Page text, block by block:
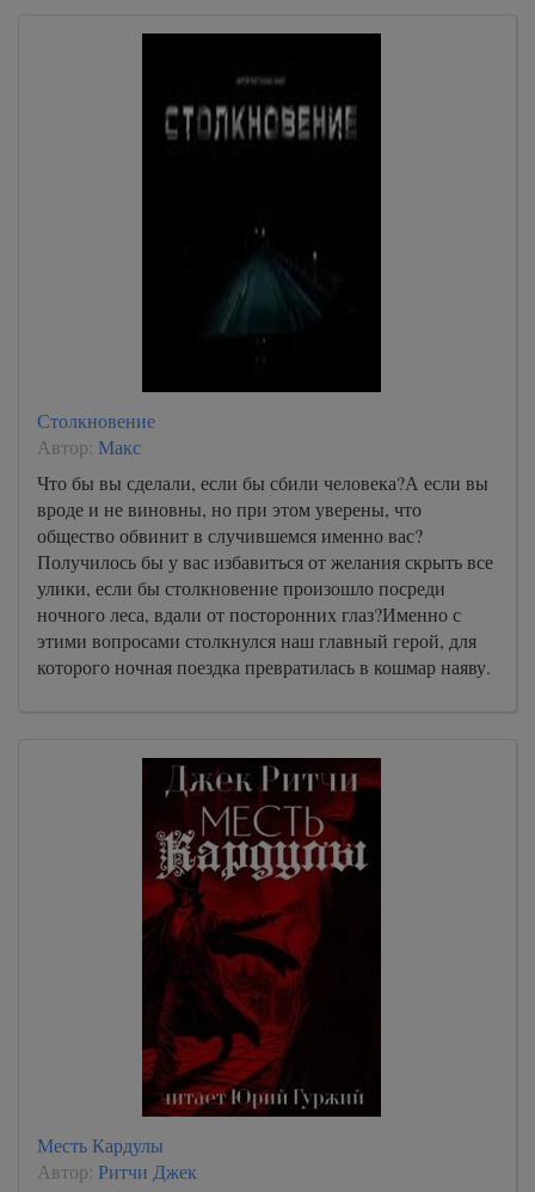
Столкновение
Автор: Макс
Что бы вы сделали, если бы сбили человека?А если вы
вроде и не виновны, но при этом уверены, что
общество обвинит в случившемся именно вас?
Получилось бы у вас избавиться от желания скрыть все
улики, если бы столкновение произошло посреди
ночного леса, вдали от посторонних глаз?Именно с
этими вопросами столкнулся наш главный герой, для
которого ночная поездка превратилась в кошмар наяву.
Месть Кардулы
Автор: Ритчи Джек